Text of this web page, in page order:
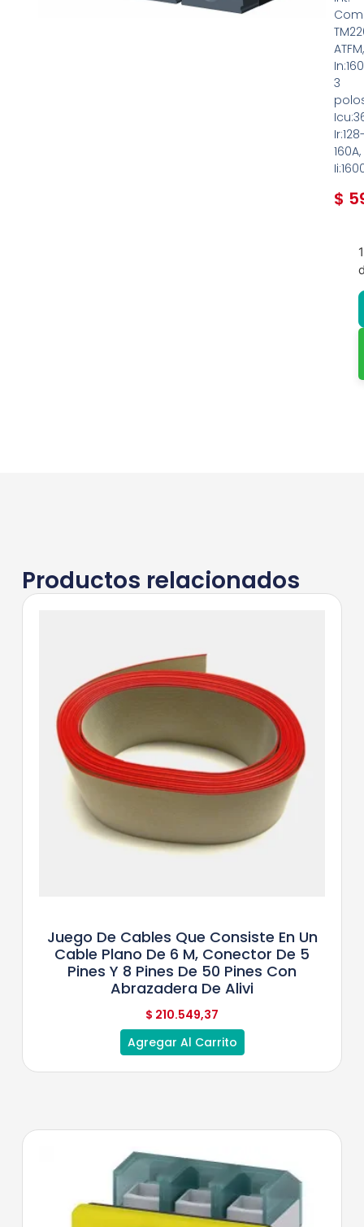
ATFM,
3
160A,
$
1
Productos relacionados
Juego De Cables Que Consiste En Un
Cable Plano De 6 M, Conector De 5
Pines Y 8 Pines De 50 Pines Con
Abrazadera De Alivi
$ 210.549,37
Agregar Al Carrito